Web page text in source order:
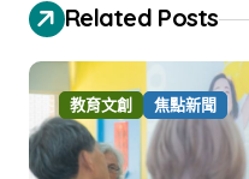
Related Posts
教育文創 焦點新聞